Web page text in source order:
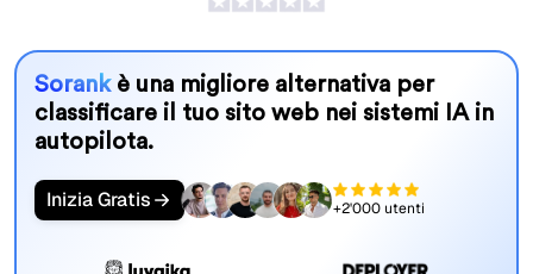
Sorank è una migliore alternativa per
classificare il tuo sito web nei sistemi IA in
autopilota.
Inizia Gratis +2'000 utenti